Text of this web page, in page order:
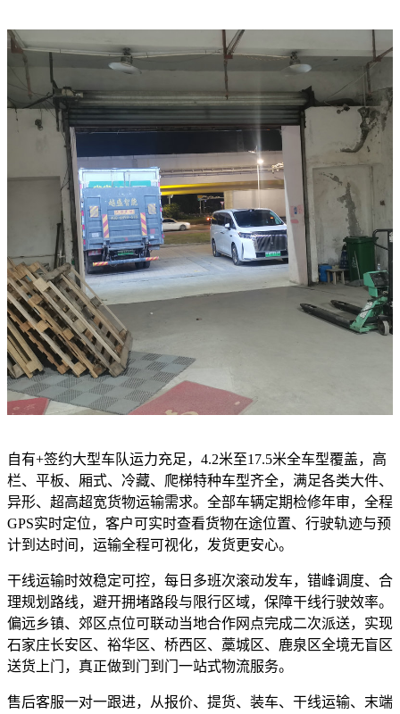
自有+签约大型车队运力充足，4.2米至17.5米全车型覆盖，高
栏、平板、厢式、冷藏、爬梯特种车型齐全，满足各类大件、
异形、超高超宽货物运输需求。全部车辆定期检修年审，全程
GPS实时定位，客户可实时查看货物在途位置、行驶轨迹与预
计到达时间，运输全程可视化，发货更安心。
干线运输时效稳定可控，每日多班次滚动发车，错峰调度、合
理规划路线，避开拥堵路段与限行区域，保障干线行驶效率。
偏远乡镇、郊区点位可联动当地合作网点完成二次派送，实现
石家庄长安区、裕华区、桥西区、藁城区、鹿泉区全境无盲区
送货上门，真正做到门到门一站式物流服务。
售后客服一对一跟进，从报价、提货、装车、干线运输、末端